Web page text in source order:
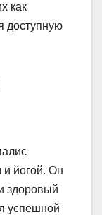
как
доступную
и йогой. Он
здоровый
успешной